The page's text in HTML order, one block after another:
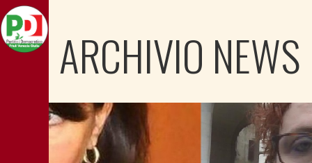
ARCHIVIO NEWS